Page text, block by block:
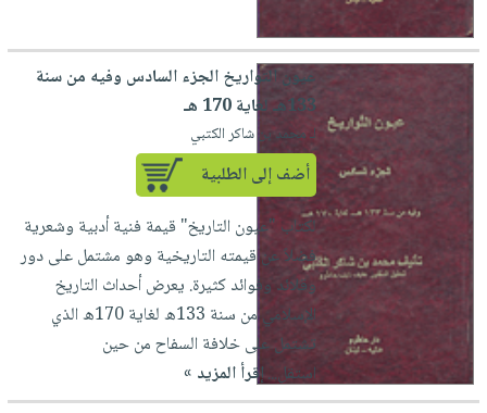
أطفال
مناسبات
أسئلة
طرحها
خدمات
نيل
وفرات
كتابك
تواصل
معنا
عربة
التسوق
نشرة
الإصدارات
عيون التواريخ الجزء السادس وفيه من سنة
133هـ لغاية 170 هـ
لـ محمد بن شاكر الكتبي
أضف إلى الطلبية
لكتاب "عيون التاريخ" قيمة فنية أدبية وشعرية
فضلاً عن قيمته التاريخية وهو مشتمل على دور
وقلائد وفوائد كثيرة. يعرض أحداث التاريخ
الإسلامي من سنة 133ه لغاية 170ه الذي
تشتمل على خلافة السفاح من حين
استقل...إقرأ المزيد »